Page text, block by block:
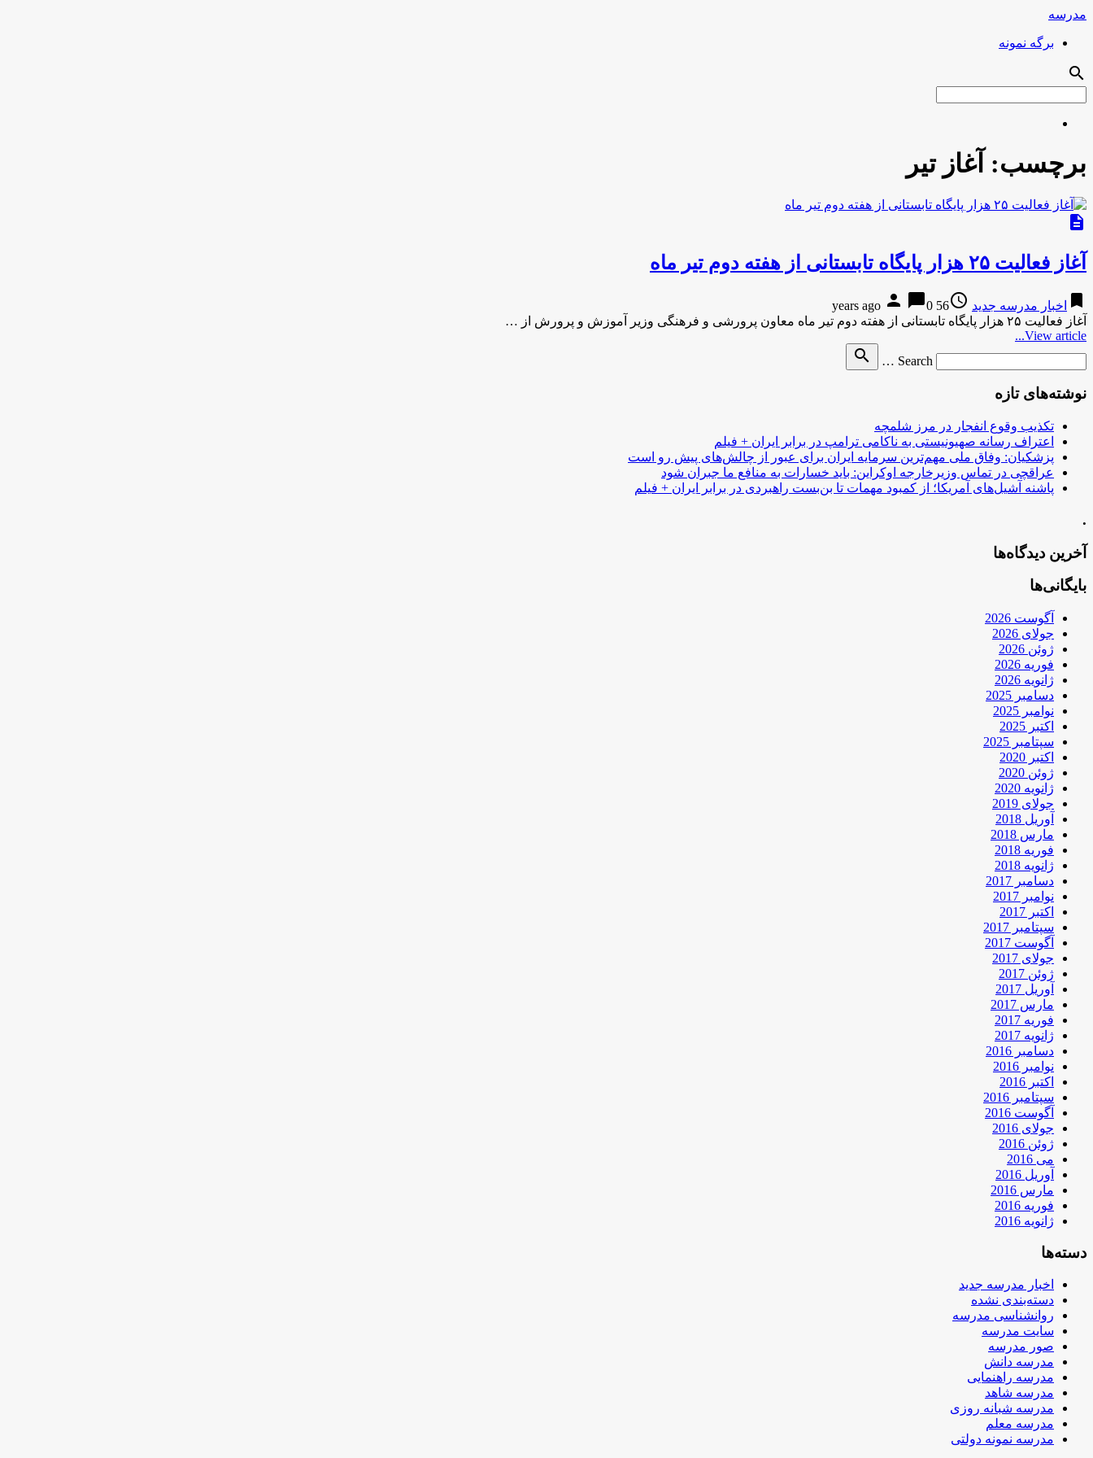
مدرسه
برگه نمونه
search
برچسب: آغاز تیر
description
آغاز فعالیت ۲۵ هزار پایگاه تابستانی از هفته دوم تیر ماه
bookmark اخبار مدرسه جدید access_time
56 years ago
person chat_bubble0
آغاز فعالیت ۲۵ هزار پایگاه تابستانی از هفته دوم تیر ماه معاون پرورشی و فرهنگی وزیر آموزش و پرورش از …
View article...
Search …
search
نوشته‌های تازه
تکذیب وقوع انفجار در مرز شلمچه
اعتراف رسانه صهیونیستی به ناکامی ترامپ در برابر ایران + فیلم
پزشکیان: وفاق ملی مهم‌ترین سرمایه ایران برای عبور از چالش‌های پیش رو است
عراقچی در تماس وزیرخارجه اوکراین: باید خسارات به منافع ما جبران شود
پاشنه آشیل‌های آمریکا؛ از کمبود مهمات تا بن‌بست راهبردی در برابر ایران + فیلم
.
آخرین دیدگاه‌ها
بایگانی‌ها
آگوست 2026
جولای 2026
ژوئن 2026
فوریه 2026
ژانویه 2026
دسامبر 2025
نوامبر 2025
اکتبر 2025
سپتامبر 2025
اکتبر 2020
ژوئن 2020
ژانویه 2020
جولای 2019
آوریل 2018
مارس 2018
فوریه 2018
ژانویه 2018
دسامبر 2017
نوامبر 2017
اکتبر 2017
سپتامبر 2017
آگوست 2017
جولای 2017
ژوئن 2017
آوریل 2017
مارس 2017
فوریه 2017
ژانویه 2017
دسامبر 2016
نوامبر 2016
اکتبر 2016
سپتامبر 2016
آگوست 2016
جولای 2016
ژوئن 2016
می 2016
آوریل 2016
مارس 2016
فوریه 2016
ژانویه 2016
دسته‌ها
اخبار مدرسه جدید
دسته‌بندی نشده
روانشناسی مدرسه
سایت مدرسه
صور مدرسه
مدرسه دانش
مدرسه راهنمایی
مدرسه شاهد
مدرسه شبانه روزی
مدرسه معلم
مدرسه نمونه دولتی